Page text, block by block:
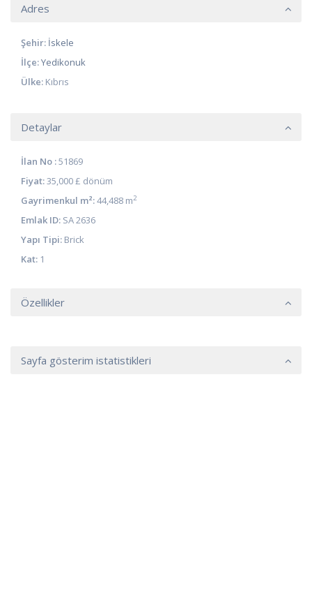
Adres
Şehir: İskele
İlçe:Yedikonuk
Ülke: Kıbrıs
Detaylar
İlan No :51869
Fiyat:35,000 £ dönüm
Gayrimenkul m²:44,488 m2
Emlak ID: SA 2636
Yapı Tipi: Brick
Kat: 1
Özellikler
Sayfa gösterim istatistikleri